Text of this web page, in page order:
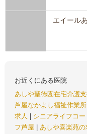
エイール
お近くにある医院
あしや聖徳園在宅介護
芦屋なかよし福祉作業所
求人
シニアライフコ
フ芦屋
あしや喜楽苑の